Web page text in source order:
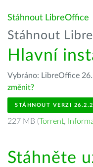
Stáhnout LibreOffice
Stáhnout
Hlavní
Vybráno: LibreOffice
změnit?
STÁHNOUT VERZI 26.2.2
227 MB (Torrent,
Stáhněte